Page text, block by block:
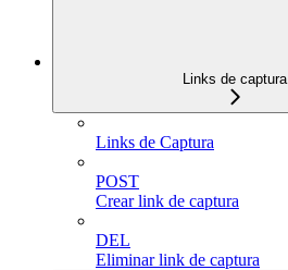
Links de captura
Links de Captura
POST
Crear link de captura
DEL
Eliminar link de captura